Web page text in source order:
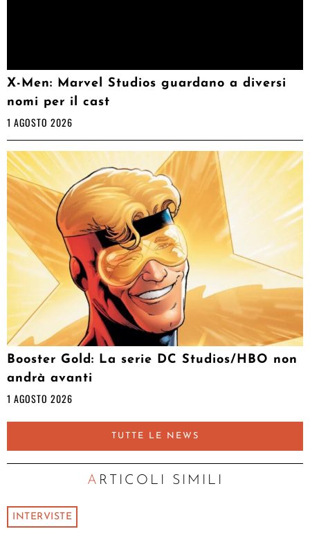
X-Men: Marvel Studios guardano a diversi
nomi per il cast
1 AGOSTO 2026
Booster Gold: La serie DC Studios/HBO non
andrà avanti
1 AGOSTO 2026
TUTTE LE NEWS
ARTICOLI SIMILI
INTERVISTE